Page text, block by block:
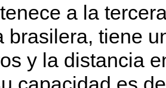
a la
brasilera, tiene
y la distancia